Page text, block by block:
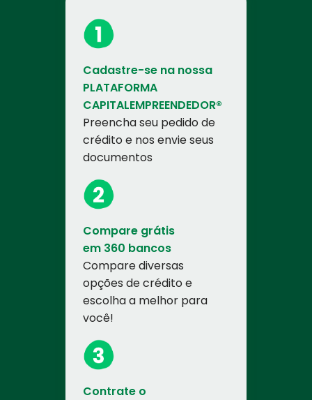
Cadastre-se na nossa
PLATAFORMA
CAPITALEMPREENDEDOR®
Preencha seu pedido de
crédito e nos envie seus
documentos
Compare grátis
em 360 bancos
Compare diversas
opções de crédito e
escolha a melhor para
você!
Contrate o